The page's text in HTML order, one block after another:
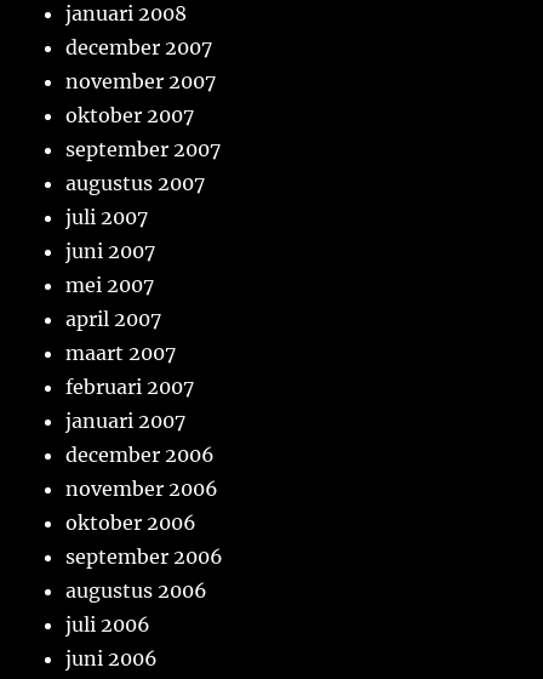
januari 2008
december 2007
november 2007
oktober 2007
september 2007
augustus 2007
juli 2007
juni 2007
mei 2007
april 2007
maart 2007
februari 2007
januari 2007
december 2006
november 2006
oktober 2006
september 2006
augustus 2006
juli 2006
juni 2006